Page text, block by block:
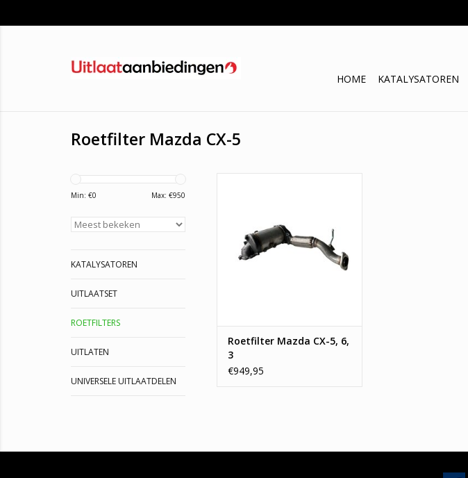
HOME KATALYSATOREN
Roetfilter Mazda CX-5
Min: €0 Max: €950
KATALYSATOREN
UITLAATSET
ROETFILTERS
UITLATEN
UNIVERSELE UITLAATDELEN
SH332050X, SH852050XA. Merk
AHG
TOEVOEGEN AAN WINKELWAGEN
Roetfilter Mazda CX-5, 6,
3
€949,95